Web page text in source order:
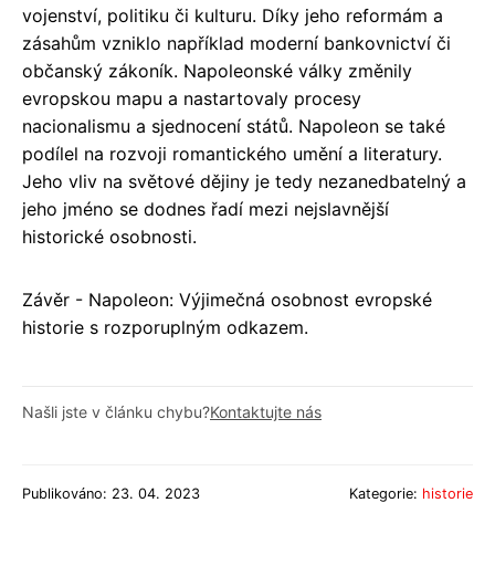
vojenství, politiku či kulturu. Díky jeho reformám a
zásahům vzniklo například moderní bankovnictví či
občanský zákoník. Napoleonské války změnily
evropskou mapu a nastartovaly procesy
nacionalismu a sjednocení států. Napoleon se také
podílel na rozvoji romantického umění a literatury.
Jeho vliv na světové dějiny je tedy nezanedbatelný a
jeho jméno se dodnes řadí mezi nejslavnější
historické osobnosti.
Závěr - Napoleon: Výjimečná osobnost evropské
historie s rozporuplným odkazem.
Našli jste v článku chybu?Kontaktujte nás
Publikováno: 23. 04. 2023 Kategorie: historie